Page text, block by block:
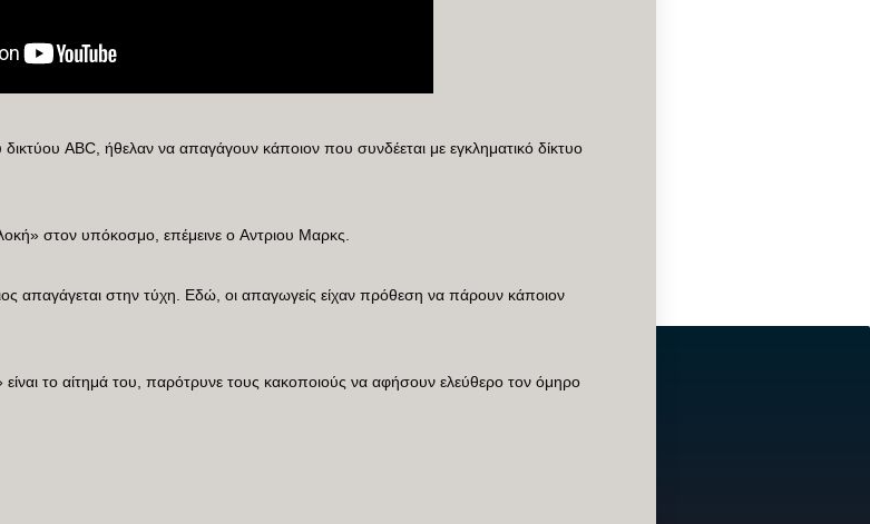
ABC, ήθελαν να απαγάγουν κάποιον που συνδέεται με εγκληματικό δίκτυο
στον υπόκοσμο, επέμεινε ο Aντριου Μαρκς.
απαγάγεται στην τύχη. Εδώ, οι απαγωγείς είχαν πρόθεση να πάρουν κάποιον
είναι το αίτημά του, παρότρυνε τους κακοποιούς να αφήσουν ελεύθερο τον όμηρο